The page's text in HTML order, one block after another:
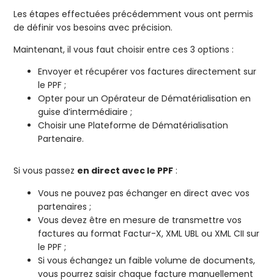
Les étapes effectuées précédemment vous ont permis
de définir vos besoins avec précision.
Maintenant, il vous faut choisir entre ces 3 options :
Envoyer et récupérer vos factures directement sur
le PPF ;
Opter pour un Opérateur de Dématérialisation en
guise d’intermédiaire ;
Choisir une Plateforme de Dématérialisation
Partenaire.
Si vous passez en direct avec le PPF :
Vous ne pouvez pas échanger en direct avec vos
partenaires ;
Vous devez être en mesure de transmettre vos
factures au format Factur-X, XML UBL ou XML CII sur
le PPF ;
Si vous échangez un faible volume de documents,
vous pourrez saisir chaque facture manuellement